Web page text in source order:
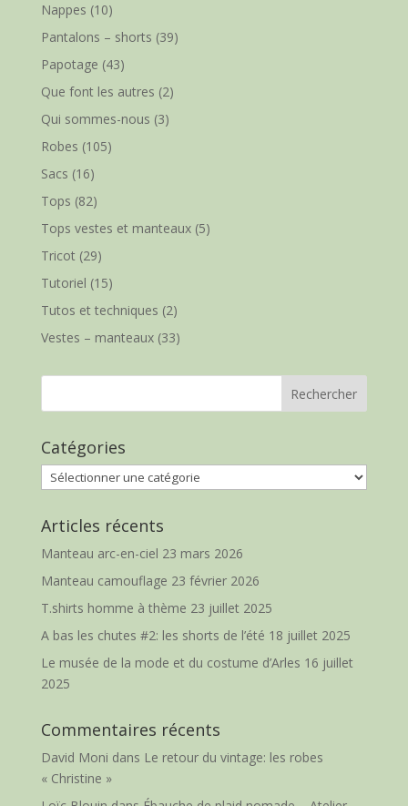
Nappes (10)
Pantalons – shorts (39)
Papotage (43)
Que font les autres (2)
Qui sommes-nous (3)
Robes (105)
Sacs (16)
Tops (82)
Tops vestes et manteaux(5)
Tricot(29)
Tutoriel (15)
Tutos et techniques (2)
Vestes – manteaux(33)
Catégories
Catégories
Articles récents
Manteau arc-en-ciel 23 mars 2026
Manteau camouflage 23 février 2026
T.shirts homme à thème 23 juillet 2025
A bas les chutes #2: les shorts de l’été 18 juillet 2025
Le musée de la mode et du costume d’Arles 16 juillet
2025
Commentaires récents
David Moni dans Le retour du vintage: les robes
« Christine »